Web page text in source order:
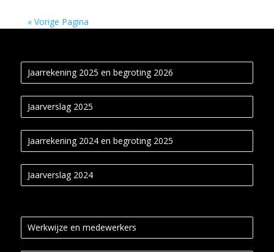
« Vorige Pagina
Jaarrekening 2025 en begroting 2026
Jaarverslag 2025
Jaarrekening 2024 en begroting 2025
Jaarverslag 2024
Werkwijze en medewerkers